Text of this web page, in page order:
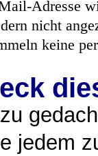
Adresse
nicht
keine
jedem